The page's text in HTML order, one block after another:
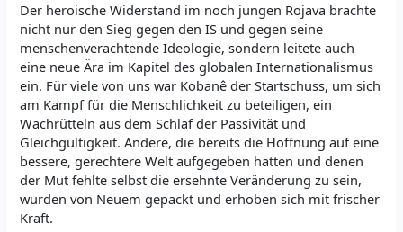
Der heroische Widerstand im noch jungen Rojava brachte
nicht nur den Sieg gegen den IS und gegen seine
menschenverachtende Ideologie, sondern leitete auch
eine neue Ära im Kapitel des globalen Internationalismus
ein. Für viele von uns war Kobanê der Startschuss, um sich
am Kampf für die Menschlichkeit zu beteiligen, ein
Wachrütteln aus dem Schlaf der Passivität und
Gleichgültigkeit. Andere, die bereits die Hoffnung auf eine
bessere, gerechtere Welt aufgegeben hatten und denen
der Mut fehlte selbst die ersehnte Veränderung zu sein,
wurden von Neuem gepackt und erhoben sich mit frischer
Kraft.